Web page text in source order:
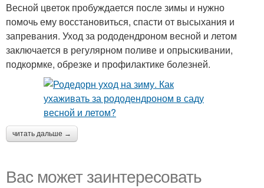
Весной цветок пробуждается после зимы и нужно
помочь ему восстановиться, спасти от высыхания и
запревания. Уход за рододендроном весной и летом
заключается в регулярном поливе и опрыскивании,
подкормке, обрезке и профилактике болезней.
читать дальше →
Вас может заинтересовать